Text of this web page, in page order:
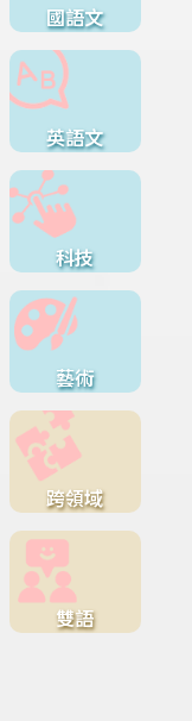
國語文
英語文
科技
藝術
跨領域
雙語